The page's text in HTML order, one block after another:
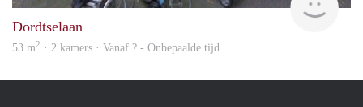
Dordtselaan
53 m2 · 2 kamers · Vanaf ? - Onbepaalde tijd